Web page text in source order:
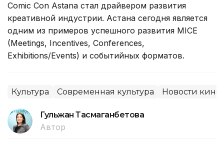
Comic Con Astana стал драйвером развития
креативной индустрии. Астана сегодня является
одним из примеров успешного развития MICE
(Meetings, Incentives, Conferences,
Exhibitions/Events) и событийных форматов.
Культура Современная культура Новости кино
Гульжан Тасмаганбетова
Автор